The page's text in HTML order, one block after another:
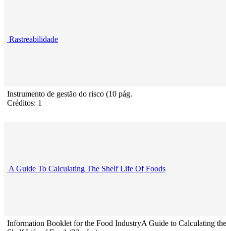
Rastreabilidade
Instrumento de gestão do risco (10 pág.
Créditos: 1
A Guide To Calculating The Shelf Life Of Foods
Information Booklet for the Food IndustryA Guide to Calculating the